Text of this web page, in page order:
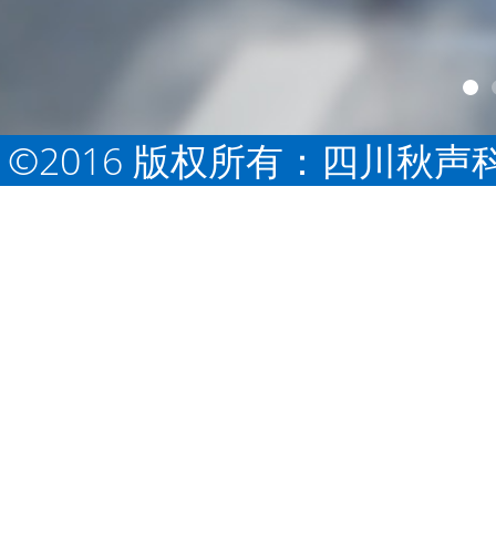
©2016 版权所有：四川秋声